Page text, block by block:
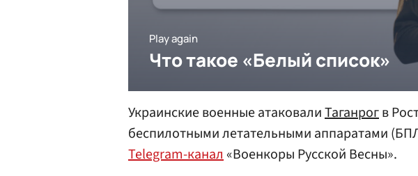
Украинские военные атаковалиТаганрогв
беспилотными летательными аппаратами
Telegram-канал«Военкоры Русской Весны».